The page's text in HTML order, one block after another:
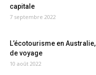
capitale
7 septembre 2022
L’écotourisme en
de voyage
10 août 2022